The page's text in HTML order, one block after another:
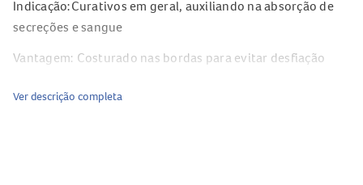
Indicação:Curativos em geral, auxiliando na absorção de
secreções e sangue
Vantagem: Costurado nas bordas para evitar desfiação
Dimensão aberta: 10 cm X 50 cm
Ver descrição completa